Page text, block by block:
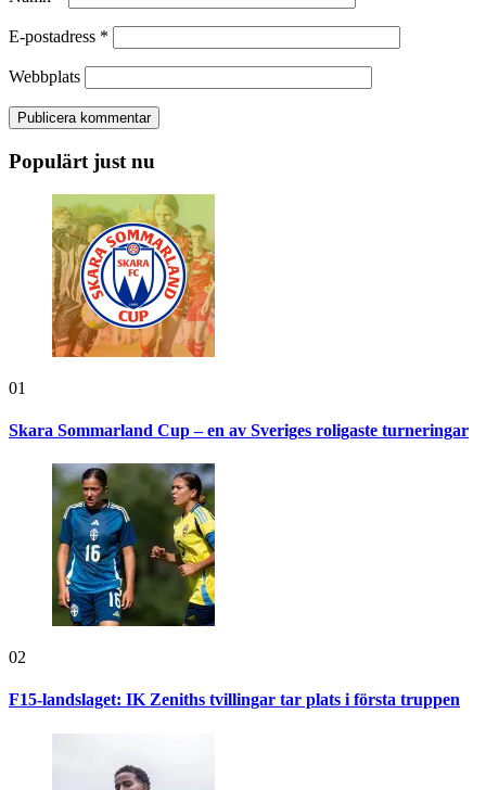
E-postadress *
Webbplats
Populärt just nu
01
Skara Sommarland Cup – en av Sveriges roligaste turneringar
02
F15-landslaget: IK Zeniths tvillingar tar plats i första truppen